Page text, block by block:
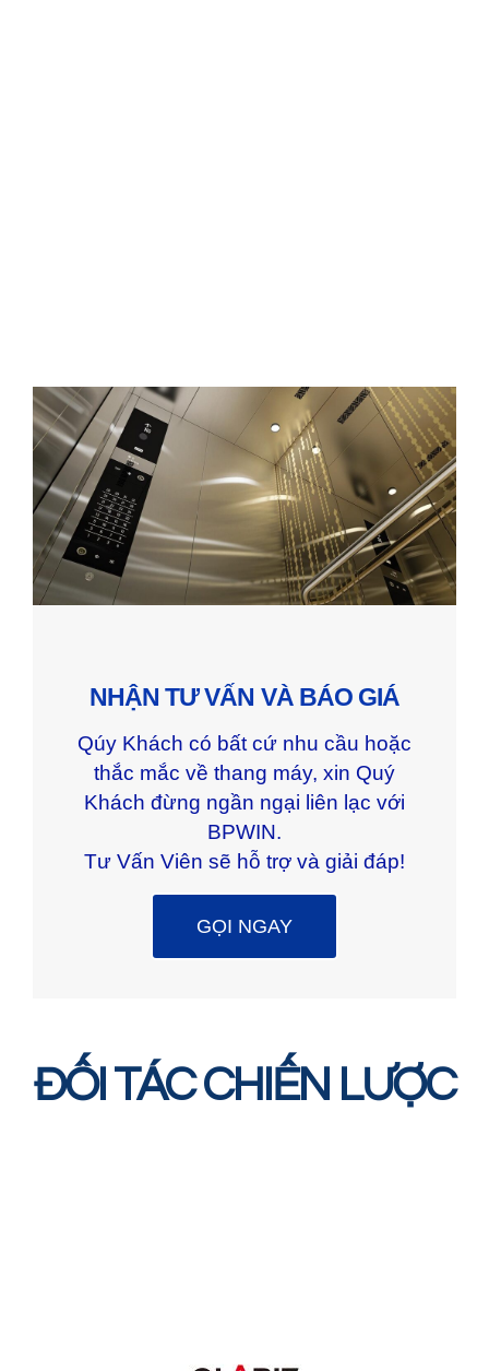
NHẬN TƯ VẤN VÀ BÁO GIÁ
Qúy Khách có bất cứ nhu cầu hoặc
thắc mắc về thang máy, xin Quý
Khách đừng ngần ngại liên lạc với
BPWIN.
Tư Vấn Viên sẽ hỗ trợ và giải đáp!
GỌI NGAY
ĐỐI TÁC CHIẾN LƯỢC